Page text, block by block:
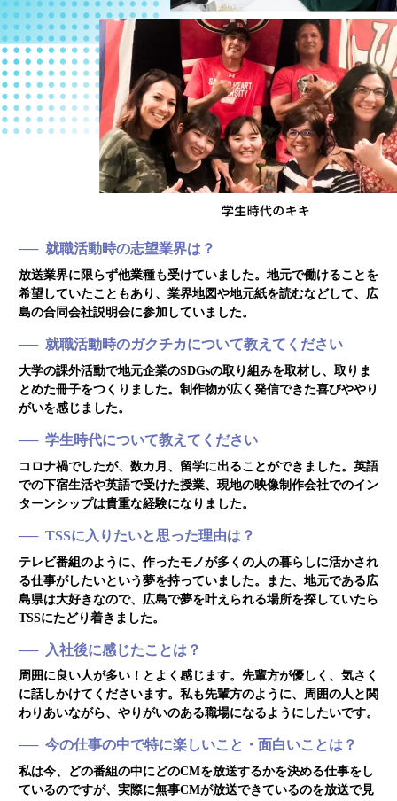
就職活動時の志望業界は？
放送業界に限らず他業種も受けていました。地元で働けることを
希望していたこともあり、業界地図や地元紙を読むなどして、広
島の合同会社説明会に参加していました。
就職活動時のガクチカについて教えてください
大学の課外活動で地元企業のSDGsの取り組みを取材し、取りま
とめた冊子をつくりました。制作物が広く発信できた喜びややり
がいを感じました。
学生時代について教えてください
コロナ禍でしたが、数カ月、留学に出ることができました。英語
での下宿生活や英語で受けた授業、現地の映像制作会社でのイン
ターンシップは貴重な経験になりました。
TSSに入りたいと思った理由は？
テレビ番組のように、作ったモノが多くの人の暮らしに活かされ
る仕事がしたいという夢を持っていました。また、地元である広
島県は大好きなので、広島で夢を叶えられる場所を探していたら
TSSにたどり着きました。
入社後に感じたことは？
周囲に良い人が多い！とよく感じます。先輩方が優しく、気さく
に話しかけてくださいます。私も先輩方のように、周囲の人と関
わりあいながら、やりがいのある職場になるようにしたいです。
今の仕事の中で特に楽しいこと・面白いことは？
私は今、どの番組の中にどのCMを放送するかを決める仕事をし
ているのですが、実際に無事CMが放送できているのを放送で見